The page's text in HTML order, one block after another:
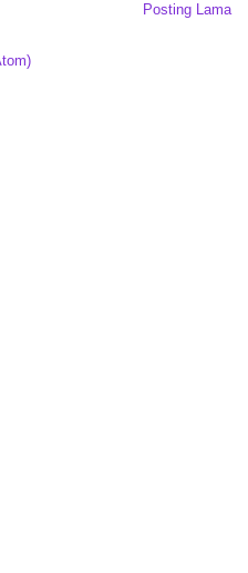
Posting Lama